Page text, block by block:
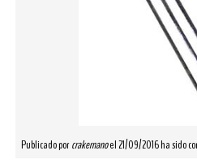
Publicado porcrakernanoel 21/09/2016 ha sido